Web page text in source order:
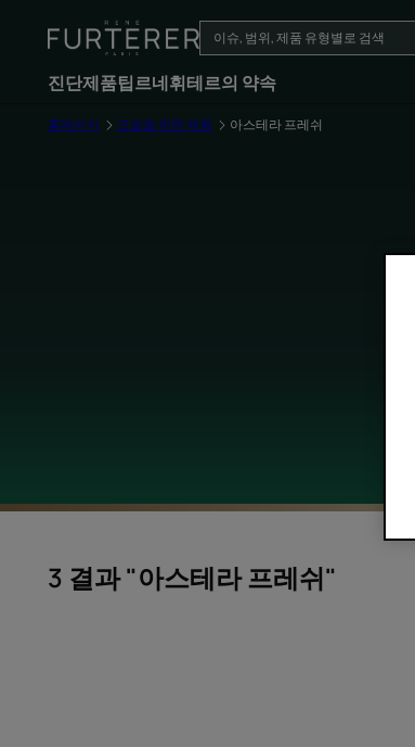
진단제품팁르네휘테르의 약속
홈페이지 모발을 위한 제품 아스테라 프레쉬
3 결과 "아스테라 프레쉬"